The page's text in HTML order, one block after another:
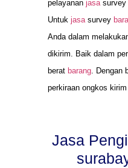
pelayanan jasasurvey
Untuk jasasurvey
Anda dalam
dikirim. Baik dalam
berat barang. Dengan
perkiraan ongkos
Jasa